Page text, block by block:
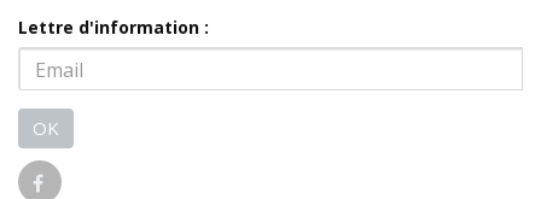
Lettre d'information :
OK